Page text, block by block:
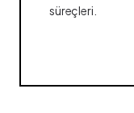
süreçleri.